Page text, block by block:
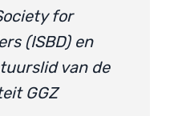
for
(ISBD) en
van de
GGZ